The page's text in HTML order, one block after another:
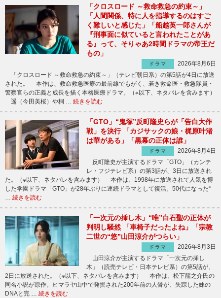
「クロスロード ～救命救急の約束～」
「人間関係、特に人を指導するのはすご
く難しいと感じた」「船越英一郎さんが
『刑事面に似ていると言われたことがあ
る』って、そりゃあ2時間ドラマの帝王だ
もの」
ドラマ
2026年8月6日
「クロスロード ～救命救急の約束～」（テレビ朝日系）の第5話が4日に放送
された。 本作は、救命救急医療の最前線でもがく、若き救命医・救急隊員・
警察官らの正義と成長を描く本格医療ドラマ。（※以下、ネタバレを含みます）
遥（今田美桜）や桐 … 続きを読む
「GTO」“鬼塚”反町隆史らが「告白大作
戦」を決行 「カジサックの娘・梶原叶渚
は華がある」「黒幕の正体は誰」
ドラマ
2026年8月4日
反町隆史が主演するドラマ「GTO」（カンテ
レ・フジテレビ系）の第3話が、3日に放送され
た。（※以下、ネタバレを含みます） 本作は、1998年に放送されて人気を博
した学園ドラマ「GTO」が28年ぶりに連続ドラマとして復活。50代になった“
続きを読む
「一次元の挿し木」“唯”白石聖の正体が
判明し騒然 「車椅子だったよね」「宗教
二世の“悠”山田涼介がつらい」
ドラマ
2026年8月3日
山田涼介が主演するドラマ「一次元の挿し
木」（読売テレビ・日本テレビ系）の第5話が、
2日に放送された。（※以下、ネタバレを含みます） 本作は、松下龍之介氏の
同名小説が原作。ヒマラヤ山中で発掘された200年前の人骨が、失踪した妹の
DNAと完 … 続きを読む